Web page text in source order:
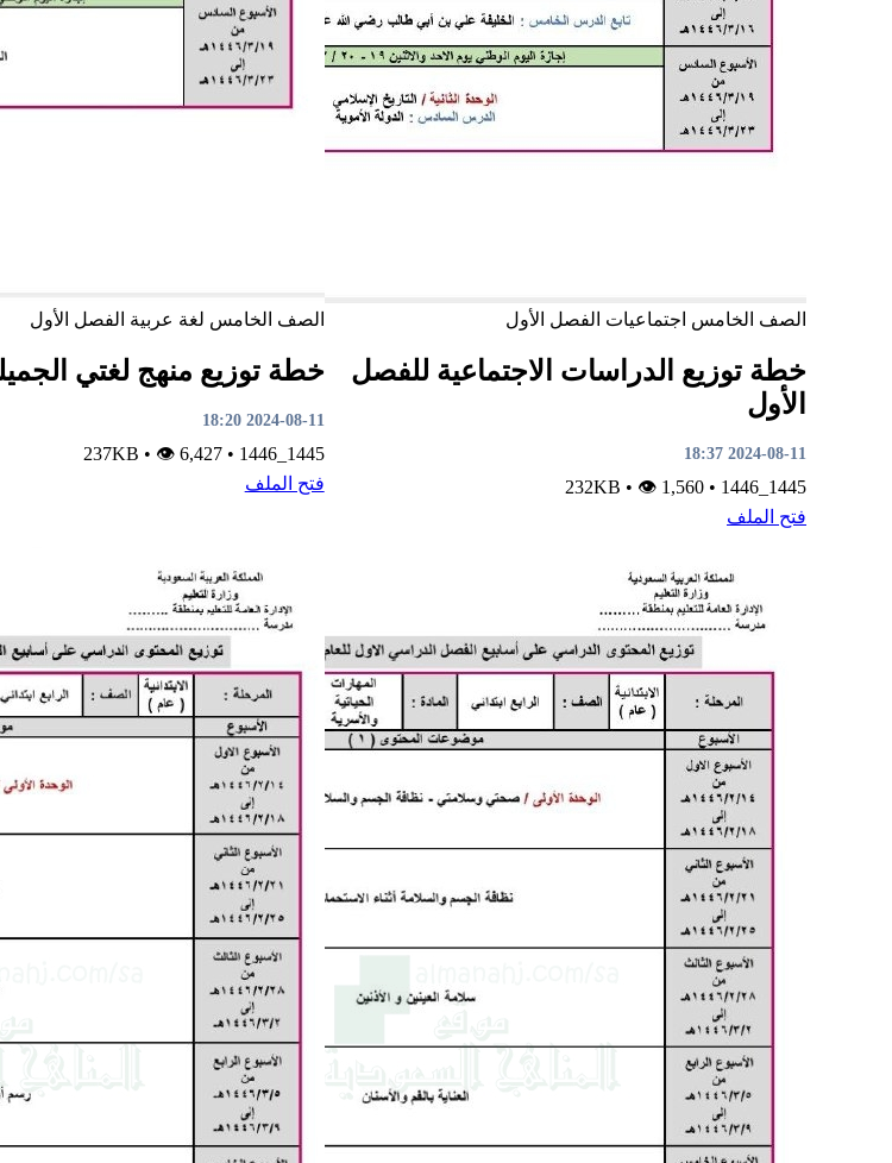
الصف الخامس اجتماعيات الفصل الأول
خطة توزيع الدراسات الاجتماعية للفصل
الأول
2024-08-11 18:37
1445_1446
•
• 👁 1,560
فتح الملف
الصف الخامس لغة عربية الفصل الأول
خطة توزيع منهج لغتي
2024-08-11 18:20
1445_1446
•
237KB
• 👁 6,427
فتح الملف